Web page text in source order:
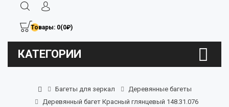
Товары: 0(0₽)
КАТЕГОРИИ
Багеты для зеркал
Деревянные багеты
Деревянный багет Красный глянцевый 148.31.076